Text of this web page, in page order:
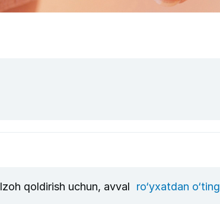
Izoh qoldirish uchun, avval ro‘yxatdan o‘ting